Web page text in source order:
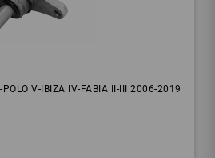
POLO V-IBIZA IV-FABIA II-III 2006-2019